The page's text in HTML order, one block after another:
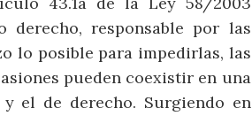
derecho, responsable por las
lo posible para impedirlas, las
pueden coexistir en una
el de derecho. Surgiendo en